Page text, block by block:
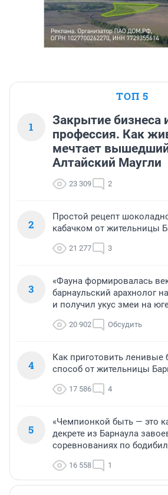
ТОП 5
1
Закрытие бизнеса
профессия. Как
мечтает
Алтайский Маугли
23 309 2
2
Простой рецепт
кабачком от жительницы
21 277 3
3
«Фауна формировалась
барнаульский арахнолог
и получил укус змеи на
20 902 Обсудить
4
Как приготовить
способ от жительницы
17 586 4
5
«Чемпионкой быть — это
декрете из Барнаула
соревнованиях по
16 558 1